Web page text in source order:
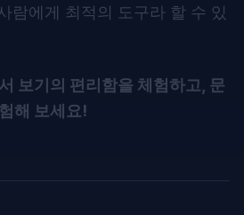
람에게 최적의 도구라 할 수 있
보기의 편리함을 체험하고, 문
해 보세요!